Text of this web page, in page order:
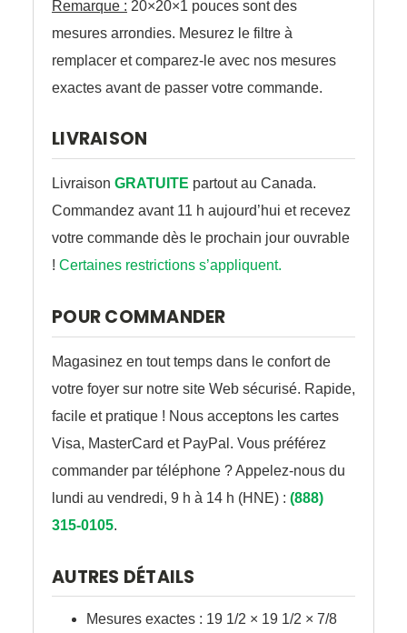
Remarque : 20×20×1 pouces sont des
mesures arrondies. Mesurez le filtre à
remplacer et comparez-le avec nos mesures
exactes avant de passer votre commande.
LIVRAISON
Livraison GRATUITE partout au Canada.
Commandez avant 11 h aujourd’hui et recevez
votre commande dès le prochain jour ouvrable
! Certaines restrictions s’appliquent.
POUR COMMANDER
Magasinez en tout temps dans le confort de
votre foyer sur notre site Web sécurisé. Rapide,
facile et pratique ! Nous acceptons les cartes
Visa, MasterCard et PayPal. Vous préférez
commander par téléphone ? Appelez-nous du
lundi au vendredi, 9 h à 14 h (HNE) : (888)
315-0105.
AUTRES DÉTAILS
Mesures exactes : 19 1/2 × 19 1/2 × 7/8